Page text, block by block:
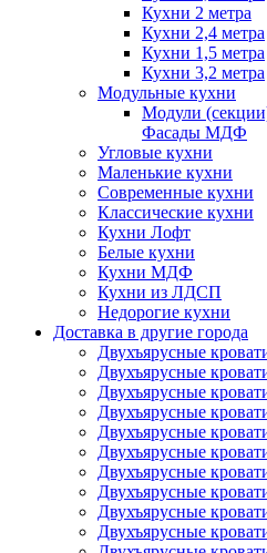
Кухни 2 метра
Кухни 2,4 метра
Кухни 1,5 метра
Кухни 3,2 метра
Модульные кухни
Модули
Фасады МДФ
Угловые кухни
Маленькие кухни
Современные кухни
Классические кухни
Кухни Лофт
Белые кухни
Кухни МДФ
Кухни из ЛДСП
Недорогие кухни
Доставка в другие города
Двухъярусные
Двухъярусные
Двухъярусные
Двухъярусные
Двухъярусные
Двухъярусные
Двухъярусные
Двухъярусные
Двухъярусные
Двухъярусные